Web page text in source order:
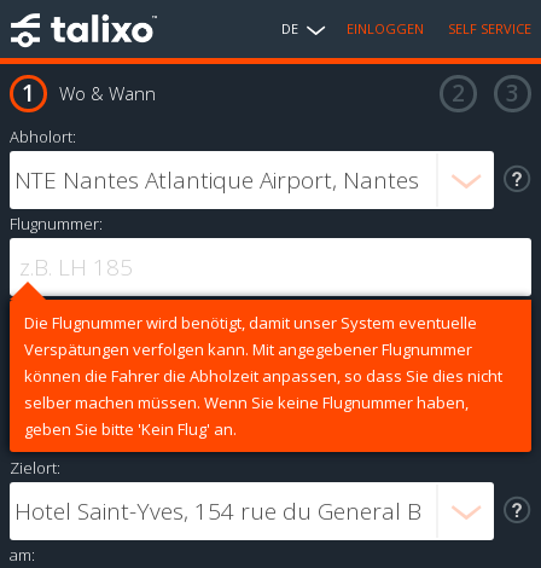
DE EINLOGGEN SELF SERVICE
Wo & Wann
Abholort:
Flugnummer:
Die Flugnummer wird benötigt, damit unser System eventuelle
Verspätungen verfolgen kann. Mit angegebener Flugnummer
können die Fahrer die Abholzeit anpassen, so dass Sie dies nicht
selber machen müssen. Wenn Sie keine Flugnummer haben,
geben Sie bitte 'Kein Flug' an.
Zielort:
am: